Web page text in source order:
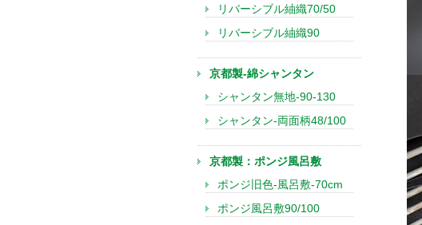
リバーシブル紬織70/50
リバーシブル紬織90
京都製-綿シャンタン
シャンタン無地-90-130
シャンタン-両面柄48/100
京都製：ポンジ風呂敷
ポンジ旧色-風呂敷-70cm
ポンジ風呂敷90/100